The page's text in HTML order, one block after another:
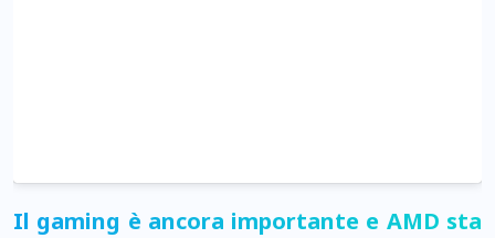
Il gaming è ancora importante e AMD sta